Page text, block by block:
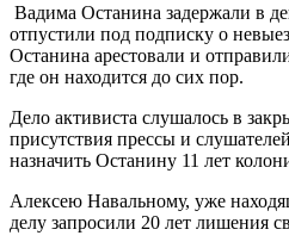
Вадима Останина задержали в
отпустили под подписку о
Останина арестовали и
где он находится до сих пор.
Дело активиста слушалось в
присутствия прессы и
назначить Останину 11 лет
Алексею Навальному, уже
делу запросили 20 лет лишения